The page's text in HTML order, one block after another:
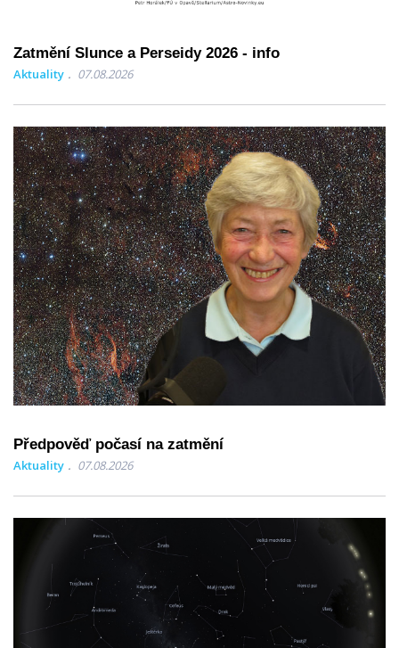
Zatmění Slunce a Perseidy 2026 - info
Aktuality 07.08.2026
Předpověď počasí na zatmění
Aktuality 07.08.2026